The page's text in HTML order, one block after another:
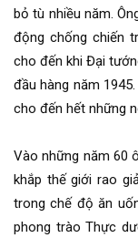
bỏ tù nhiều năm.
động chống chiến
cho đến khi Đại
đầu hàng năm
cho đến hết những
Vào những năm 60
khắp thế giới rao
trong chế độ ăn
phong trào Thực